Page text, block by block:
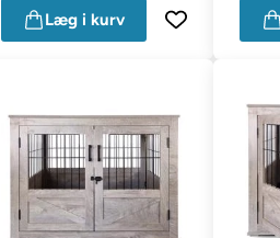
Læg i kurv